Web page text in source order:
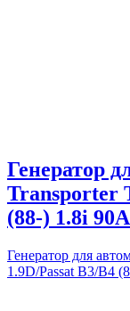
Генератор
Transporter
(88-) 1.8i
Генератор для
1.9D/Passat B3/B4